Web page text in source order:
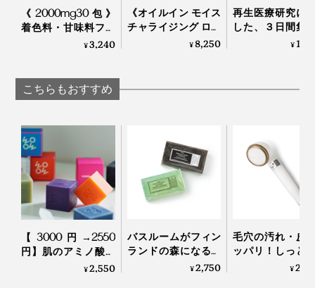
本品は全肌質に対応、敏感肌でも使えるとのことです
が、肌質には個人差があるため、目の周りを避け、最も
1本使い切るころには、お肌すべすべ、もちもち。肌色
今まで使ってきたどの泡立てネットよりも使い勝手が良
メーカーさんに交渉。セット販売させていただくことに
なりました。
この泡立てネットを使えば、少ない量でたっぷり泡立つ
ので、洗顔料の節約にも。大きい声では言えませんが、
商品の説明書には1回の使用量「サクランボ１粒大」と
あるものの、実際は「小豆1粒大」で充分。内容量100
ｇでも1、2ヶ月は持つので、コスパ高しです！
《2000mg30包》
着色料・甘味料フリ
ー、高純度VitaminC
¥3,240
《オイルイン モイス
チャライジング ロー
ション》「獺祭 純米
¥8,250
再生医療研究に
した、３日間集
アのヒト幹細胞
¥
こちらもおすすめ
【3000円→2550
円】肌のアミノ酸に
近い「セリシン」た
¥2,550
バスルームがフィン
ランドの森になる、
「白樺の若葉」と
¥2,750
毛穴の汚れ・皮
ッパリ！しっと
カホカ気持ち
¥